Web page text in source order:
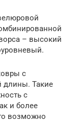
– высокий
с
длины. Такие
с
и более
возможно